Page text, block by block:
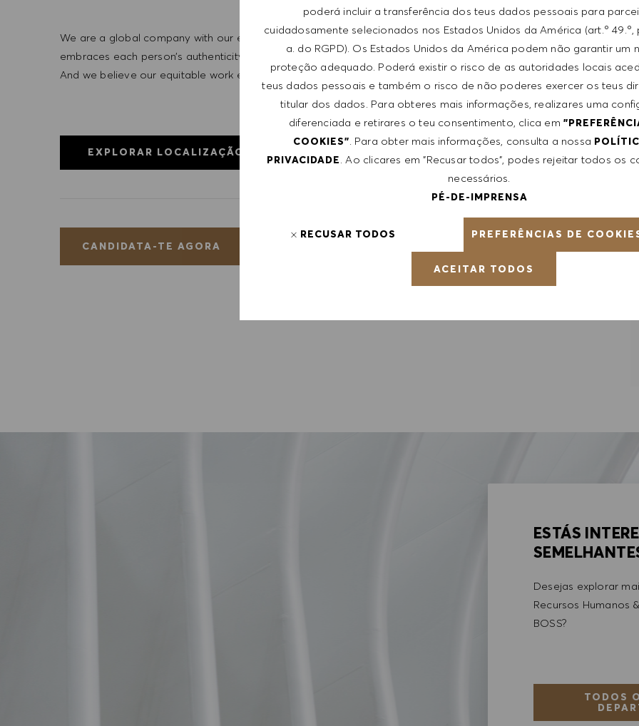
poderá incluir a transferência dos teus dados pessoais para
cuidadosamente selecionados nos Estados Unidos da América (art.º 49.º,
a. do RGPD). Os Estados Unidos da América podem não garantir um
proteção adequado. Poderá existir o risco de as autoridades locais
teus dados pessoais e também o risco de não poderes exercer os teus
titular dos dados. Para obteres mais informações, realizares uma
diferenciada e retirares o teu consentimento, clica em
COOKIES". Para obter mais informações, consulta a nossa
PRIVACIDADE. Ao clicares em "Recusar todos", podes rejeitar todos os
necessários.
PÉ-DE-IMPRENSA
PREFERÊNCIAS DE
RECUSAR TODOS
ACEITAR TODOS
We are a global company with our employees representative of the world at large. Our inclusive culture
embraces each person’s authenticity and individuality. We are committed to equal employment opportunity.
And we believe our equitable work environment helps unleash your full potential and inspires you to thrive.
EXPLORAR LOCALIZAÇÃO
CANDIDATA-TE AGORA
ESTÁS
Desejas explorar
Recursos Humanos
BOSS?
TODOS